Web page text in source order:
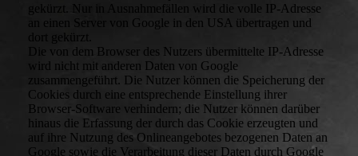
gekürzt. Nur in Ausnahmefällen wird die volle IP-Adresse
an einen Server von Google in den USA übertragen und
dort gekürzt.
Die von dem Browser des Nutzers übermittelte IP-Adresse
wird nicht mit anderen Daten von Google
zusammengeführt. Die Nutzer können die Speicherung der
Cookies durch eine entsprechende Einstellung ihrer
Browser-Software verhindern; die Nutzer können darüber
hinaus die Erfassung der durch das Cookie erzeugten und
auf ihre Nutzung des Onlineangebotes bezogenen Daten an
Google sowie die Verarbeitung dieser Daten durch Google